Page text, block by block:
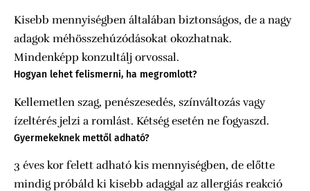
Kisebb mennyiségben általában biztonságos, de a nagy
adagok méhösszehúzódásokat okozhatnak.
Mindenképp konzultálj orvossal.
Hogyan lehet felismerni, ha megromlott?
Kellemetlen szag, penészesedés, színváltozás vagy
ízeltérés jelzi a romlást. Kétség esetén ne fogyaszd.
Gyermekeknek mettől adható?
3 éves kor felett adható kis mennyiségben, de előtte
mindig próbáld ki kisebb adaggal az allergiás reakció